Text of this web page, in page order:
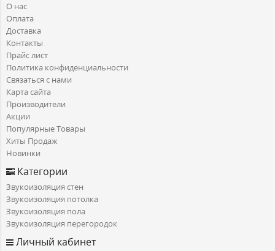
О нас
Оплата
Доставка
Контакты
Прайс лист
Политика конфиденциальности
Связаться с нами
Карта сайта
Производители
Акции
Популярные Товары
Хиты Продаж
Новинки
Категории
Звукоизоляция стен
Звукоизоляция потолка
Звукоизоляция пола
Звукоизоляция перегородок
Личный кабинет